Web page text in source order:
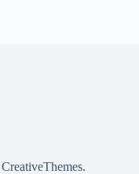
CreativeThemes.